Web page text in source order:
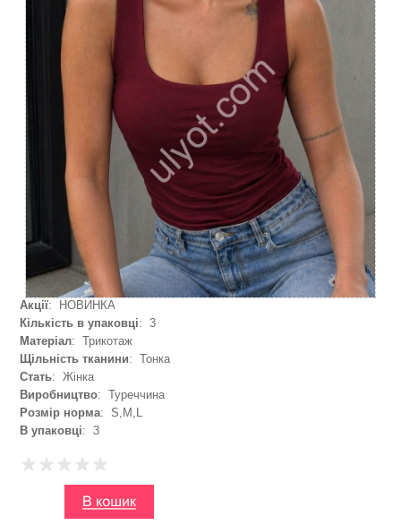
Акції: НОВИНКА
Кількість в упаковці: 3
Матеріал: Трикотаж
Щільність тканини: Тонка
Стать: Жінка
Виробництво: Туреччина
Розмір норма: S,M,L
В упаковці: 3